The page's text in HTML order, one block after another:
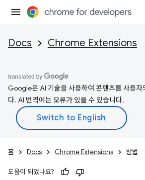
Docs Chrome Extensions
Google은 AI 기술을 사용하여 콘텐츠를 사용자
다. AI 번역에는 오류가 있을 수 있습니다.
홈 Docs Chrome Extensions 방법
도움이 되었나요?